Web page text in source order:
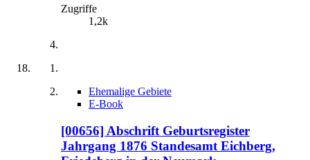
Zugriffe
1,2k
Ehemalige Gebiete
E-Book
[00656] Abschrift Geburtsregister
Jahrgang 1876 Standesamt Eichberg,